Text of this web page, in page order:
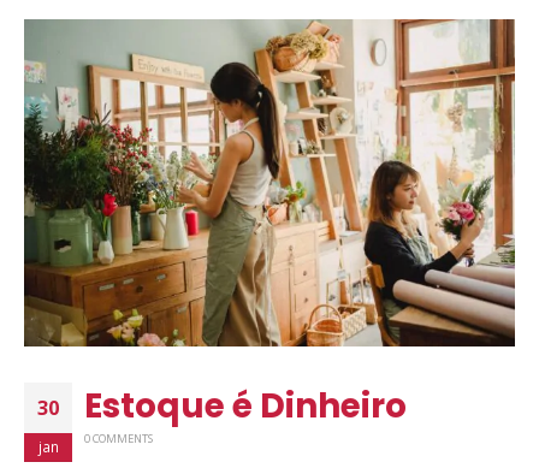
30
jan
Estoque é Dinheiro
0 COMMENTS